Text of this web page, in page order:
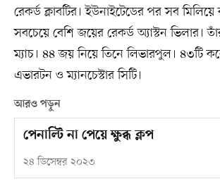
রেকর্ড ক্লাবটির। ইউনাইটেডের পর সব মিলিয়ে
সবচেয়ে বেশি জয়ের রেকর্ড অ্যাস্টন ভিলার।
ম্যাচ। ৪৪ জয় নিয়ে তিনে লিভারপুল। ৪৩টি
এভারটন ও ম্যানচেস্টার সিটি।
আরও পড়ুন
পেনাল্টি না পেয়ে ক্ষুব্ধ ক্লপ
২৪ ডিসেম্বর ২০২৩